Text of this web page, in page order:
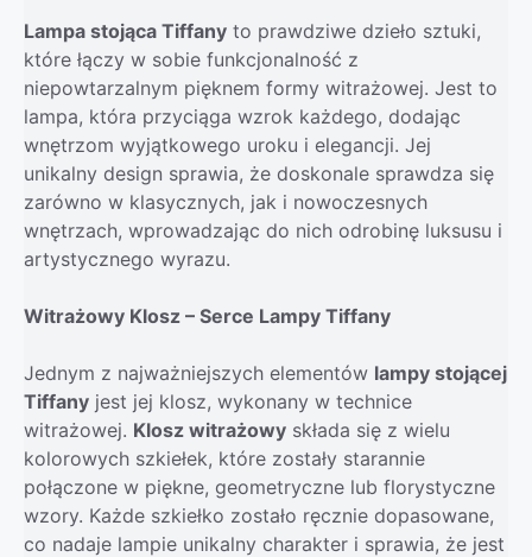
Lampa stojąca Tiffany to prawdziwe dzieło sztuki,
które łączy w sobie funkcjonalność z
niepowtarzalnym pięknem formy witrażowej. Jest to
lampa, która przyciąga wzrok każdego, dodając
wnętrzom wyjątkowego uroku i elegancji. Jej
unikalny design sprawia, że doskonale sprawdza się
zarówno w klasycznych, jak i nowoczesnych
wnętrzach, wprowadzając do nich odrobinę luksusu i
artystycznego wyrazu.
Witrażowy Klosz – Serce Lampy Tiffany
Jednym z najważniejszych elementów lampy stojącej
Tiffany jest jej klosz, wykonany w technice
witrażowej. Klosz witrażowy składa się z wielu
kolorowych szkiełek, które zostały starannie
połączone w piękne, geometryczne lub florystyczne
wzory. Każde szkiełko zostało ręcznie dopasowane,
co nadaje lampie unikalny charakter i sprawia, że jest